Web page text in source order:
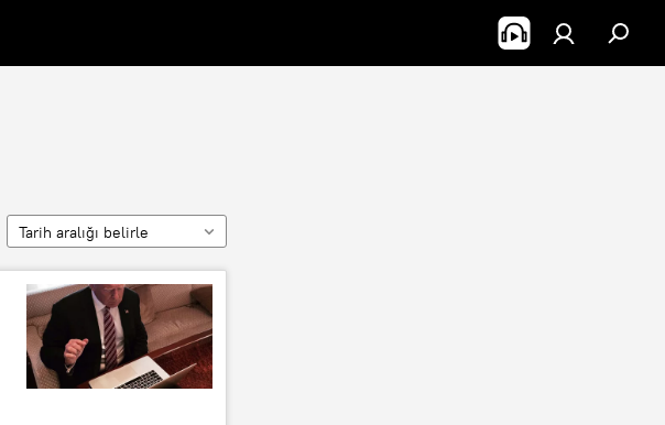
Tarih aralığı belirle